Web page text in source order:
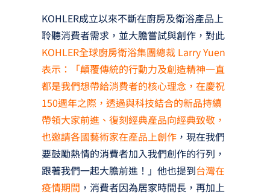
KOHLER成立以來不斷在廚房及衛浴產品上
聆聽消費者需求，並大膽嘗試與創作，對此
KOHLER全球廚房衛浴集團總裁 Larry Yuen
表示：「顛覆傳統的行動力及創造精神一直
都是我們想帶給消費者的核心理念，在慶祝
150週年之際，透過與科技結合的新品持續
帶領大家前進、復刻經典產品向經典致敬，
也邀請各國藝術家在產品上創作，現在我們
要鼓勵熱情的消費者加入我們創作的行列，
跟著我們一起大膽前進！」他也提到台灣在
疫情期間 ，消費者因為居家時間長，再加上